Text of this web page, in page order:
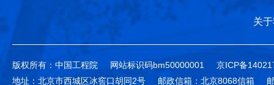
关
版权所有：中国工程院 网站标识码bm50000001
京ICP备
地址：北京市西城区冰窖口胡同2号
邮政信箱：北京8068信箱